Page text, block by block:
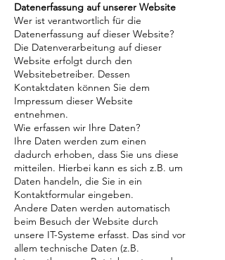
Datenerfassung auf unserer Website
Wer ist verantwortlich für die
Datenerfassung auf dieser Website?
Die Datenverarbeitung auf dieser
Website erfolgt durch den
Websitebetreiber. Dessen
Kontaktdaten können Sie dem
Impressum dieser Website
entnehmen.
Wie erfassen wir Ihre Daten?
Ihre Daten werden zum einen
dadurch erhoben, dass Sie uns diese
mitteilen. Hierbei kann es sich z.B. um
Daten handeln, die Sie in ein
Kontaktformular eingeben.
Andere Daten werden automatisch
beim Besuch der Website durch
unsere IT-Systeme erfasst. Das sind vor
allem technische Daten (z.B.